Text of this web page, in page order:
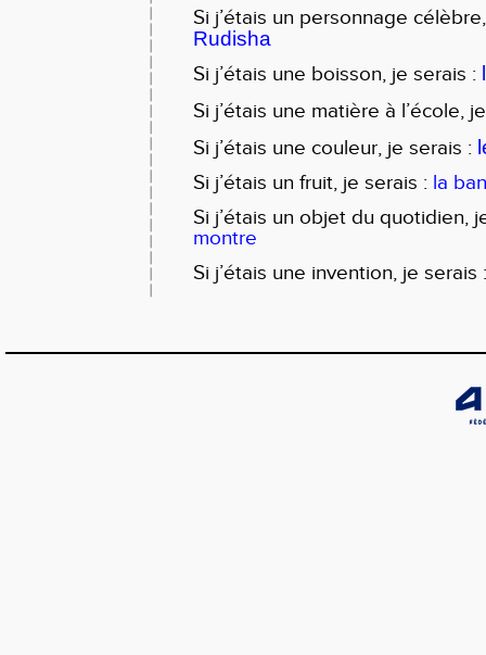
Si j’étais un personnage
Rudisha
Si j’étais une boisson, je serais :
Si j’étais une matière à l’école,
Si j’étais une couleur, je serais :
Si j’étais un fruit, je serais : la
Si j’étais un objet du quotidien,
montre
Si j’étais une invention, je serais